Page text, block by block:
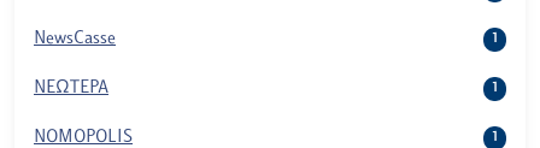
NewsCasse 1
NEΩTEPA 1
NOMOPOLIS 1